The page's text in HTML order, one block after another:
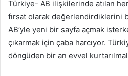
Türkiye- AB ilişkilerinde atılan
fırsat olarak değerlendirdiklerini
AB’yle yeni bir sayfa açmak
çıkarmak için çaba harcıyor.
döngüden bir an evvel